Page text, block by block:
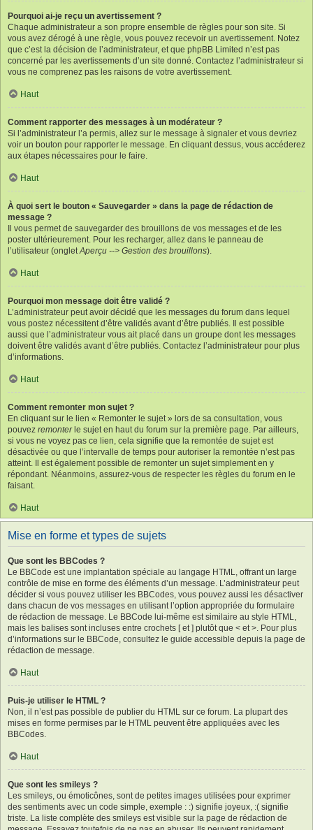
Pourquoi ai-je reçu un avertissement ?
Chaque administrateur a son propre ensemble de règles pour son site. Si
vous avez dérogé à une règle, vous pouvez recevoir un avertissement. Notez
que c’est la décision de l’administrateur, et que phpBB Limited n’est pas
concerné par les avertissements d’un site donné. Contactez l’administrateur si
vous ne comprenez pas les raisons de votre avertissement.
Haut
Comment rapporter des messages à un modérateur ?
Si l’administrateur l’a permis, allez sur le message à signaler et vous devriez
voir un bouton pour rapporter le message. En cliquant dessus, vous accéderez
aux étapes nécessaires pour le faire.
Haut
À quoi sert le bouton « Sauvegarder » dans la page de rédaction de
message ?
Il vous permet de sauvegarder des brouillons de vos messages et de les
poster ultérieurement. Pour les recharger, allez dans le panneau de
l’utilisateur (ongletAperçu --> Gestion des brouillons).
Haut
Pourquoi mon message doit être validé ?
L’administrateur peut avoir décidé que les messages du forum dans lequel
vous postez nécessitent d’être validés avant d’être publiés. Il est possible
aussi que l’administrateur vous ait placé dans un groupe dont les messages
doivent être validés avant d’être publiés. Contactez l’administrateur pour plus
d’informations.
Haut
Comment remonter mon sujet ?
En cliquant sur le lien « Remonter le sujet » lors de sa consultation, vous
pouvez remonterle sujet en haut du forum sur la première page. Par ailleurs,
si vous ne voyez pas ce lien, cela signifie que la remontée de sujet est
désactivée ou que l’intervalle de temps pour autoriser la remontée n’est pas
atteint. Il est également possible de remonter un sujet simplement en y
répondant. Néanmoins, assurez-vous de respecter les règles du forum en le
faisant.
Haut
Mise en forme et types de sujets
Que sont les BBCodes ?
Le BBCode est une implantation spéciale au langage HTML, offrant un large
contrôle de mise en forme des éléments d’un message. L’administrateur peut
décider si vous pouvez utiliser les BBCodes, vous pouvez aussi les désactiver
dans chacun de vos messages en utilisant l’option appropriée du formulaire
de rédaction de message. Le BBCode lui-même est similaire au style HTML,
mais les balises sont incluses entre crochets [ et ] plutôt que < et >. Pour plus
d’informations sur le BBCode, consultez le guide accessible depuis la page de
rédaction de message.
Haut
Puis-je utiliser le HTML ?
Non, il n’est pas possible de publier du HTML sur ce forum. La plupart des
mises en forme permises par le HTML peuvent être appliquées avec les
BBCodes.
Haut
Que sont les smileys ?
Les smileys, ou émoticônes, sont de petites images utilisées pour exprimer
des sentiments avec un code simple, exemple : :) signifie joyeux, :( signifie
triste. La liste complète des smileys est visible sur la page de rédaction de